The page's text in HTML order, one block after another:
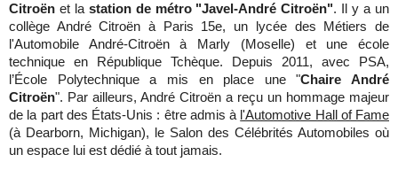
Citroën et la station de métro "Javel-André Citroën". Il y a un
collège André Citroën à Paris 15e, un lycée des Métiers de
l'Automobile André-Citroën à Marly (Moselle) et une école
technique en République Tchèque. Depuis 2011, avec PSA,
l’École Polytechnique a mis en place une "Chaire André
Citroën". Par ailleurs, André Citroën a reçu un hommage majeur
de la part des États-Unis : être admis à l'Automotive Hall of Fame
(à Dearborn, Michigan), le Salon des Célébrités Automobiles où
un espace lui est dédié à tout jamais.